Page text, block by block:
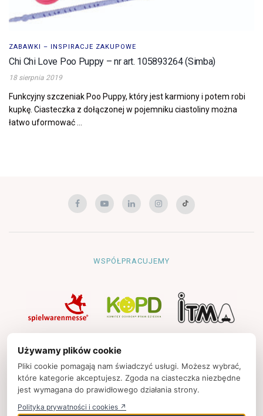
ZABAWKI – INSPIRACJE ZAKUPOWE
Chi Chi Love Poo Puppy – nr art. 105893264 (Simba)
18 sierpnia 2019
Funkcyjny szczeniak Poo Puppy, który jest karmiony i potem robi
kupkę. Ciasteczka z dołączonej w pojemniku ciastoliny można
łatwo uformować ...
WSPÓŁPRACUJEMY
Strona główna
Polityka prywatności
Kontakt
Strony partnerskie
Używamy plików cookie
Pliki cookie pomagają nam świadczyć usługi. Możesz wybrać,
które kategorie akceptujesz. Zgoda na ciasteczka niezbędne
jest wymagana do prawidłowego działania strony.
Polityka prywatności i cookies ↗